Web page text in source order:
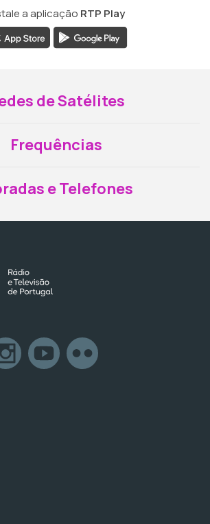
a aplicação RTP Play
de Satélites
Frequências
e Telefones